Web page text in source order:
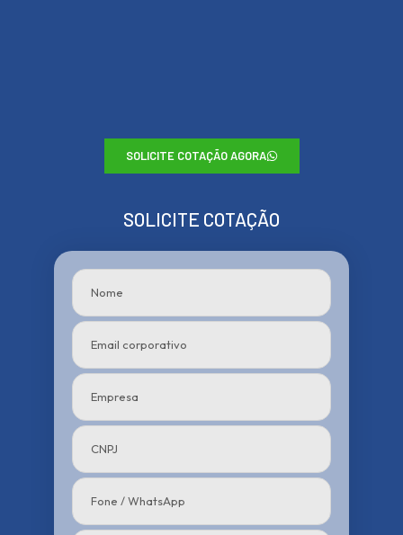
SOLICITE COTAÇÃO AGORA
SOLICITE COTAÇÃO